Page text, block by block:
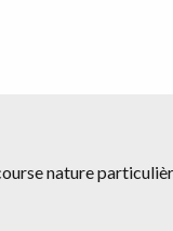
nature